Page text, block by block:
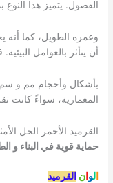
الفصول. يتميز هذا
وعمره الطويل، كما أنه
أن يتأثر بالعوامل
بأشكال وأحجام مم و
المعمارية، سواءً كانت
القرميد الأحمر الحل
حماية قوية في البناء و
الوان القرميد